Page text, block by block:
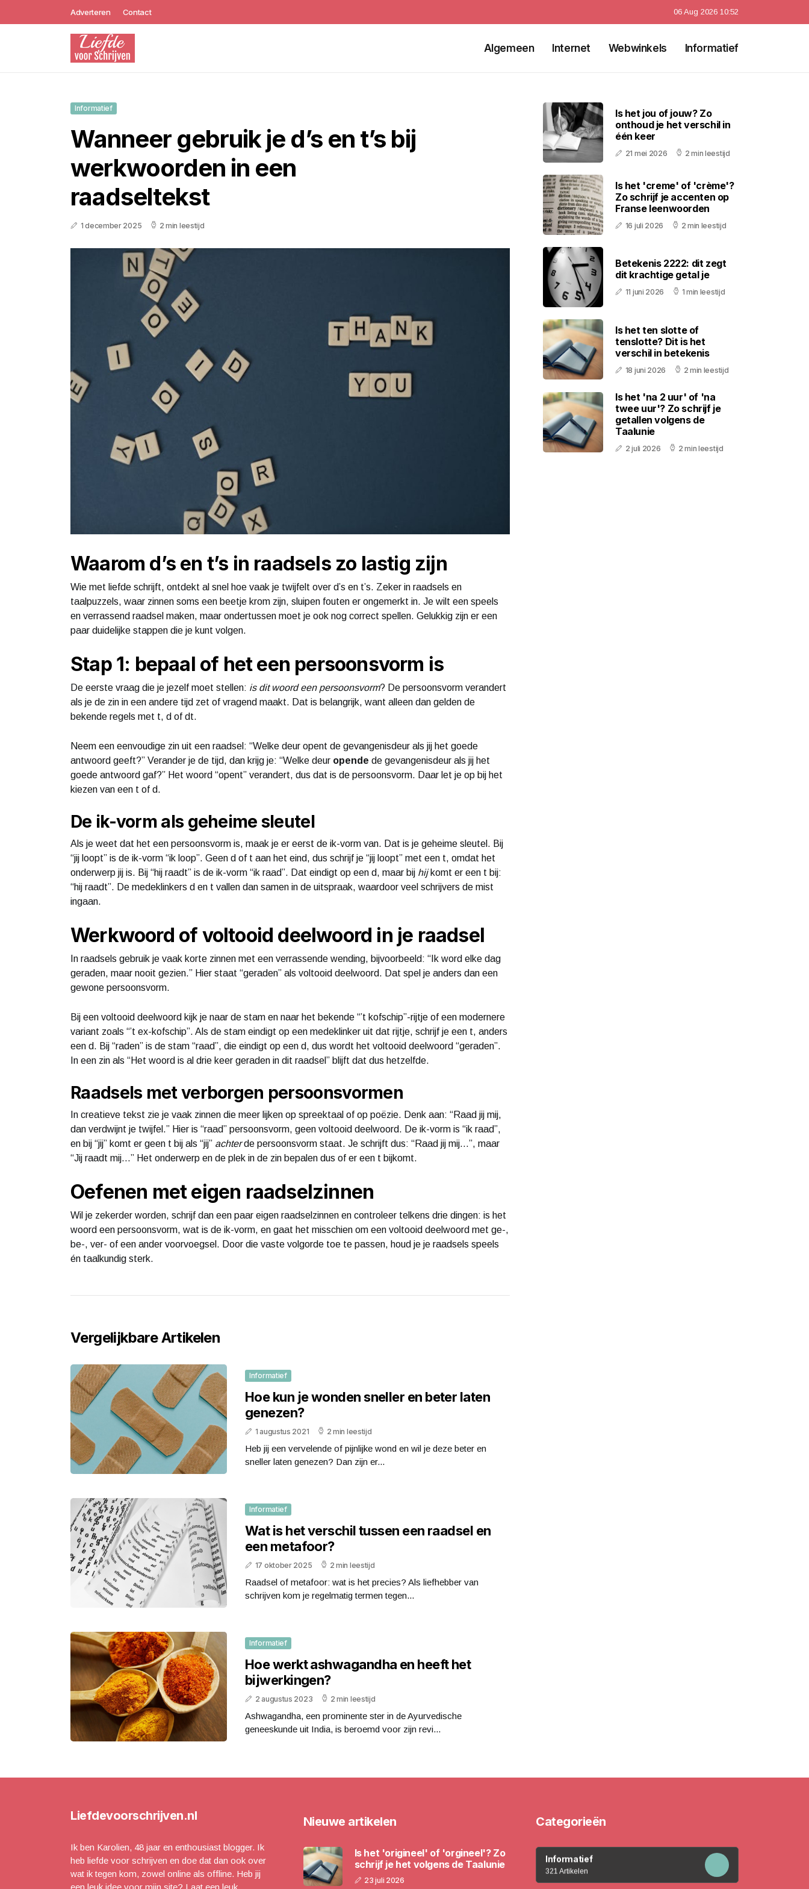
Adverteren Contact 06 Aug 2026 10:52
Algemeen Internet Webwinkels Informatief
Informatief
Wanneer gebruik je d’s en t’s bij
werkwoorden in een
raadseltekst
1 december 2025 2 min leestijd
Waarom d’s en t’s in raadsels zo lastig zijn
Wie met liefde schrijft, ontdekt al snel hoe vaak je twijfelt over d’s en t’s. Zeker in raadsels en
taalpuzzels, waar zinnen soms een beetje krom zijn, sluipen fouten er ongemerkt in. Je wilt een speels
en verrassend raadsel maken, maar ondertussen moet je ook nog correct spellen. Gelukkig zijn er een
paar duidelijke stappen die je kunt volgen.
Stap 1: bepaal of het een persoonsvorm is
De eerste vraag die je jezelf moet stellen: is dit woord een persoonsvorm? De persoonsvorm verandert
als je de zin in een andere tijd zet of vragend maakt. Dat is belangrijk, want alleen dan gelden de
bekende regels met t, d of dt.
Neem een eenvoudige zin uit een raadsel: “Welke deur opent de gevangenisdeur als jij het goede
antwoord geeft?” Verander je de tijd, dan krijg je: “Welke deur opende de gevangenisdeur als jij het
goede antwoord gaf?” Het woord “opent” verandert, dus dat is de persoonsvorm. Daar let je op bij het
kiezen van een t of d.
De ik-vorm als geheime sleutel
Als je weet dat het een persoonsvorm is, maak je er eerst de ik-vorm van. Dat is je geheime sleutel. Bij
“jij loopt” is de ik-vorm “ik loop”. Geen d of t aan het eind, dus schrijf je “jij loopt” met een t, omdat het
onderwerp jij is. Bij “hij raadt” is de ik-vorm “ik raad”. Dat eindigt op een d, maar bij hijkomt er een t bij:
“hij raadt”. De medeklinkers d en t vallen dan samen in de uitspraak, waardoor veel schrijvers de mist
ingaan.
Werkwoord of voltooid deelwoord in je raadsel
In raadsels gebruik je vaak korte zinnen met een verrassende wending, bijvoorbeeld: “Ik word elke dag
geraden, maar nooit gezien.” Hier staat “geraden” als voltooid deelwoord. Dat spel je anders dan een
gewone persoonsvorm.
Bij een voltooid deelwoord kijk je naar de stam en naar het bekende “’t kofschip”-rijtje of een modernere
variant zoals “’t ex-kofschip”. Als de stam eindigt op een medeklinker uit dat rijtje, schrijf je een t, anders
een d. Bij “raden” is de stam “raad”, die eindigt op een d, dus wordt het voltooid deelwoord “geraden”.
In een zin als “Het woord is al drie keer geraden in dit raadsel” blijft dat dus hetzelfde.
Raadsels met verborgen persoonsvormen
In creatieve tekst zie je vaak zinnen die meer lijken op spreektaal of op poëzie. Denk aan: “Raad jij mij,
dan verdwijnt je twijfel.” Hier is “raad” persoonsvorm, geen voltooid deelwoord. De ik-vorm is “ik raad”,
en bij “jij” komt er geen t bij als “jij” achterde persoonsvorm staat. Je schrijft dus: “Raad jij mij…”, maar
“Jij raadt mij…” Het onderwerp en de plek in de zin bepalen dus of er een t bijkomt.
Oefenen met eigen raadselzinnen
Wil je zekerder worden, schrijf dan een paar eigen raadselzinnen en controleer telkens drie dingen: is het
woord een persoonsvorm, wat is de ik-vorm, en gaat het misschien om een voltooid deelwoord met ge-,
be-, ver- of een ander voorvoegsel. Door die vaste volgorde toe te passen, houd je je raadsels speels
én taalkundig sterk.
Vergelijkbare Artikelen
Informatief
Hoe kun je wonden sneller en beter laten
genezen?
1 augustus 2021 2 min leestijd
Heb jij een vervelende of pijnlijke wond en wil je deze beter en
sneller laten genezen? Dan zijn er...
Informatief
Wat is het verschil tussen een raadsel en
een metafoor?
17 oktober 2025 2 min leestijd
Raadsel of metafoor: wat is het precies? Als liefhebber van
schrijven kom je regelmatig termen tegen...
Informatief
Hoe werkt ashwagandha en heeft het
bijwerkingen?
2 augustus 2023 2 min leestijd
Ashwagandha, een prominente ster in de Ayurvedische
geneeskunde uit India, is beroemd voor zijn revi...
Is het jou of jouw? Zo
onthoud je het verschil in
één keer
21 mei 2026 2 min leestijd
Is het 'creme' of 'crème'?
Zo schrijf je accenten op
Franse leenwoorden
16 juli 2026 2 min leestijd
Betekenis 2222: dit zegt
dit krachtige getal je
11 juni 2026 1 min leestijd
Is het ten slotte of
tenslotte? Dit is het
verschil in betekenis
18 juni 2026 2 min leestijd
Is het 'na 2 uur' of 'na
twee uur'? Zo schrijf je
getallen volgens de
Taalunie
2 juli 2026 2 min leestijd
Liefdevoorschrijven.nl
Ik ben Karolien, 48 jaar en enthousiast blogger. Ik
heb liefde voor schrijven en doe dat dan ook over
wat ik tegen kom, zowel online als offline. Heb jij
een leuk idee voor mijn site? Laat een leuk
Nieuwe artikelen
Is het 'origineel' of 'orgineel'? Zo
schrijf je het volgens de Taalunie
23 juli 2026
Categorieën
Informatief
321 Artikelen